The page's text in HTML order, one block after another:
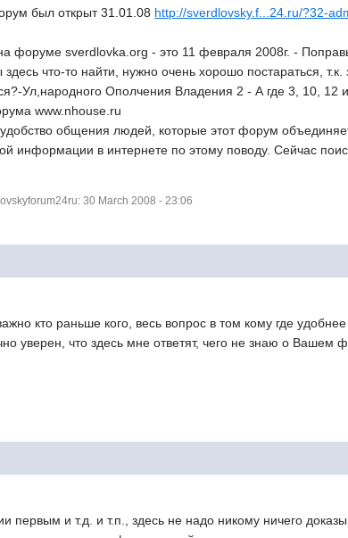
был открыт 31.01.08 http://sverdlovsky.f...24.ru/?32-
форуме sverdlovka.org - это 11 февраля 2008г. -
что-то найти, нужно очень хорошо постараться, т.к.
Ул,народного Ополчения Владения 2 - А где 3, 10,
www.nhouse.ru
общения людей, которые этот форум
информации в интернете по этому поводу. Сейчас
30 March 2008 - 23:06
кто раньше кого, весь вопрос в том кому где
уверен, что здесь мне ответят, чего не знаю о Вашем
первым и т.д. и т.п., здесь не надо никому ничего